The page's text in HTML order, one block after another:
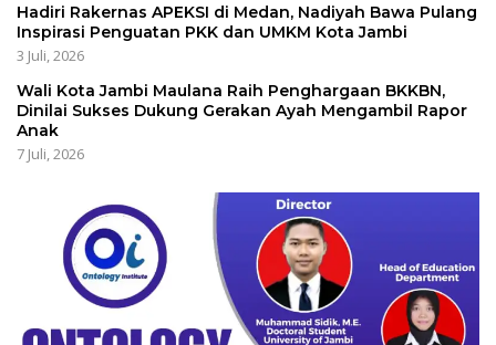
Hadiri Rakernas APEKSI di Medan, Nadiyah Bawa Pulang
Inspirasi Penguatan PKK dan UMKM Kota Jambi
3 Juli, 2026
Wali Kota Jambi Maulana Raih Penghargaan BKKBN,
Dinilai Sukses Dukung Gerakan Ayah Mengambil Rapor
Anak
7 Juli, 2026